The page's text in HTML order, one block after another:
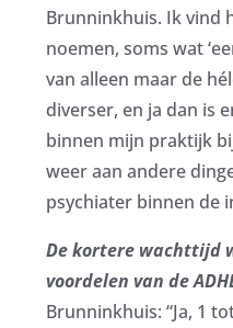
Brunninkhuis. Ik vind
noemen, soms wat
van alleen maar de
diverser, en ja dan is
binnen mijn praktijk
weer aan andere
psychiater binnen de
De kortere wachttijd
voordelen van de
Brunninkhuis: “Ja, 1